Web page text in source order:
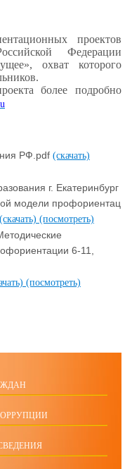
проектов
Федерации
охват которого
более подробно
РФ.pdf (скачать)
г. Екатеринбург
модели профориентац
(скачать) (посмотреть)
6-11,
(посмотреть)